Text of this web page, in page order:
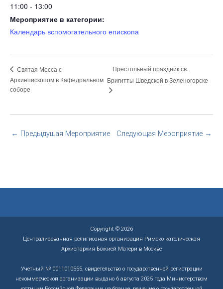
11:00 - 13:00
Мероприятие в категории:
Календарь вспомогательного епископа
Святая Месса с
Архиепископом в Кафедральном
соборе
Престольный праздник св.
Бригитты Шведской в Зеленогорске
← Предыдущая Мероприятие Следующая Мероприятие →
Copyright © 2026
Централизованная религиозная организация Римско-католическая
Архиепархия Божией Матери в Москве
Учетный № 0011010555, свидетельство о государственной регистрации
некоммерческой организации выдано 6 августа 2025 года Министерством